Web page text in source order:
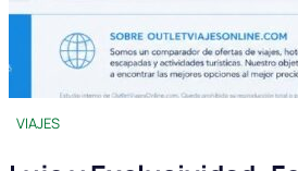
VIAJES